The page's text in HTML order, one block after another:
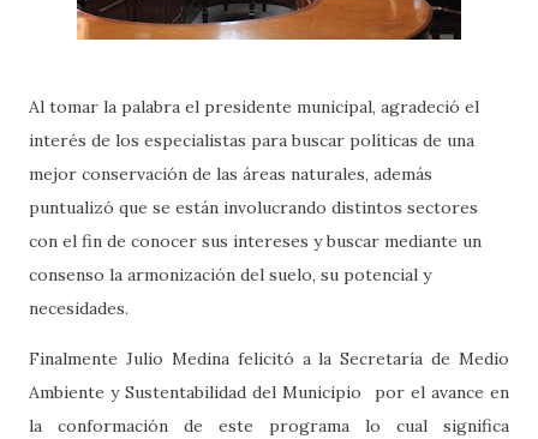
Al tomar la palabra el presidente municipal, agradeció el
interés de los especialistas para buscar políticas de una
mejor conservación de las áreas naturales, además
puntualizó que se están involucrando distintos sectores
con el fin de conocer sus intereses y buscar mediante un
consenso la armonización del suelo, su potencial y
necesidades.
Finalmente Julio Medina felicitó a la Secretaría de Medio
Ambiente y Sustentabilidad del Municipio por el avance en
la conformación de este programa lo cual significa